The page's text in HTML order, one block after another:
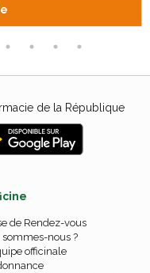
de la République
de Rendez-vous
sommes-nous ?
officinale